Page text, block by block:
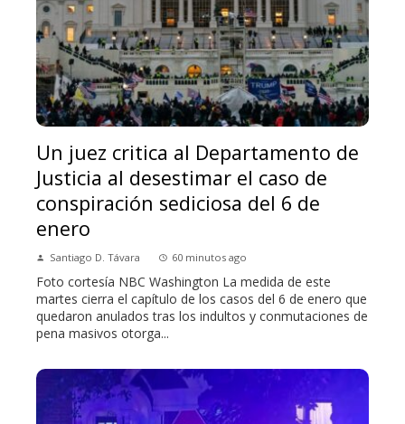
Un juez critica al Departamento de
Justicia al desestimar el caso de
conspiración sediciosa del 6 de
enero
Santiago D. Távara 60 minutos ago
Foto cortesía NBC Washington La medida de este
martes cierra el capítulo de los casos del 6 de enero que
quedaron anulados tras los indultos y conmutaciones de
pena masivos otorga...